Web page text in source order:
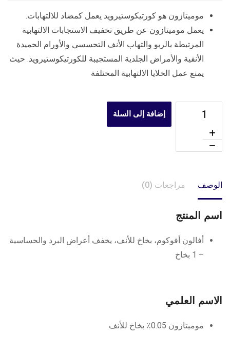
موميتازون هو كورتيكوستيرويد يعمل كمضاد للالتهابات.
يعمل موميتازون عن طريق تخفيف الاستجابات الالتهابية
المرتبطة بالربو والتهاب الأنف التحسسي والأورام الحميدة
الأنفية والأمراض الجلدية المستجيبة للكورتيكوستيرويد. حيث
يمنع عمل الخلايا الالتهابية المختلفة
إضافة إلى السلة
الوصف مراجعات (0)
اسم المنتج
أفالون أفوكوم، بخاخ للأنف، يخفف أعراض البرد والحساسية
– 1 بخاخ
الاسم العلمي
موميتازون 0.05٪ بخاخ للأنف